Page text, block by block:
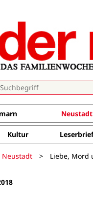
Neustadt
Kultur
Neustadt > Liebe, Mord